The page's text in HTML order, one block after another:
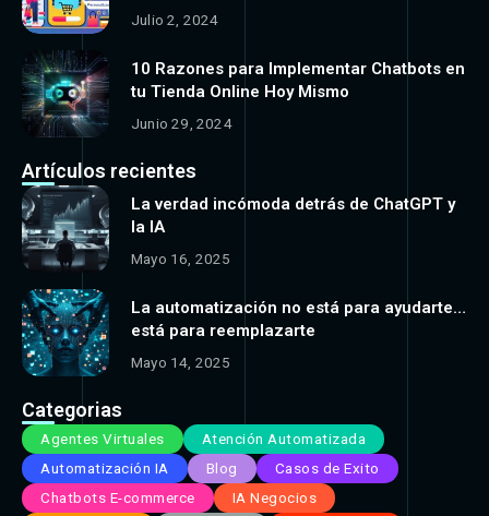
Julio 2, 2024
10 Razones para Implementar Chatbots en
tu Tienda Online Hoy Mismo
Junio 29, 2024
Artículos recientes
La verdad incómoda detrás de ChatGPT y
la IA
Mayo 16, 2025
La automatización no está para ayudarte…
está para reemplazarte
Mayo 14, 2025
Categorias
Agentes Virtuales
Atención Automatizada
Automatización IA
Blog
Casos de Exito
Chatbots E-commerce
IA Negocios